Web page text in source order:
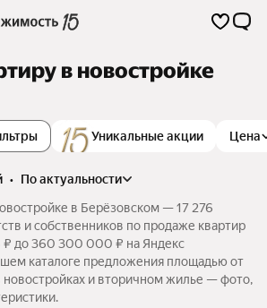
в новостройке
Уникальные акции Цена
•
по актуальности
в Берёзовском — 17 276
и собственников по продаже квартир
₽ до 360 300 000 ₽ на Яндекс
каталоге предложения площадью от
новостройках и вторичном жилье — фото,